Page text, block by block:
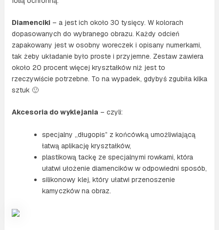
Diamenciki– a jest ich około 30 tysięcy. W kolorach
dopasowanych do wybranego obrazu. Każdy odcień
zapakowany jest w osobny woreczek i opisany numerkami,
tak żeby układanie było proste i przyjemne. Zestaw zawiera
około 20 procent więcej kryształków niż jest to
rzeczywiście potrzebne. To na wypadek, gdybyś zgubiła kilka
sztuk 🙂
Akcesoria do wyklejania– czyli:
specjalny „długopis” z końcówką umożliwiającą
łatwą aplikację kryształków,
plastikową tackę ze specjalnymi rowkami, która
ułatwi ułożenie diamencików w odpowiedni sposób,
silikonowy klej, który ułatwi przenoszenie
kamyczków na obraz.